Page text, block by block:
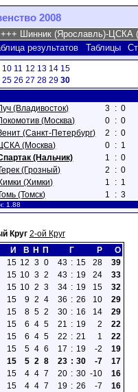
2008
результатов Таблицы
10 11 12 13 14 15
25 26 27 28 29 30
(Владивосток) 3 : 0
(Москва) 0 : 0
(Санкт-Петербург) 2 : 0
(Москва) 0 : 1
(Нальчик) 1 : 0
(Грозный) 2 : 0
(Химки) 1 : 1
(Томск) 1 : 3
1.88
Круг 2-ой Круг
И В Н П Г Р
О
15 12 3 0 43 : 15 28
39
15 10 3 2 43 : 19 24
33
15 10 2 3 34 : 19 15
32
15 9 2 4 36 : 26 10
29
15 8 5 2 30 : 16 14
29
15 6 4 5 21 : 19 2
22
15 6 4 5 22 : 21 1
22
15 5 4 6 17 : 19 -2
19
15 5 2 8 23 : 30 -7
17
15 4 4 7 20 : 30 -10
16
15 4 4 7 19 : 26 -7
16